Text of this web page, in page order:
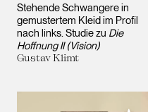
Stehende Schwangere in
gemustertem Kleid im Profil
nach links. Studie zu Die
Hoffnung II (Vision)
Gustav Klimt